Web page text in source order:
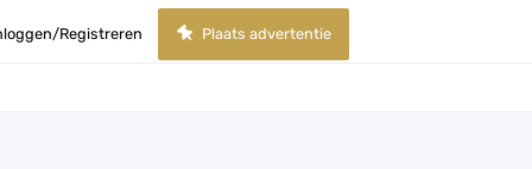
Registreren Plaats advertentie